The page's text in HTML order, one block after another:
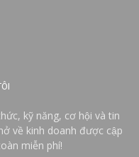
kỹ năng, cơ hội và tin
về kinh doanh được cập
miễn phí!